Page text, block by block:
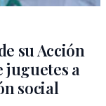
su Acción
juguetes a
social